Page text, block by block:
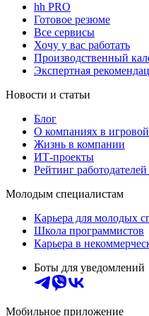
hh PRO
Готовое резюме
Все сервисы
Хочу у вас работать
Производственный
Экспертная
Новости и статьи
Блог
О компаниях в
Жизнь в компании
ИТ-проекты
Рейтинг
Молодым специалистам
Карьера для молодых
Школа программистов
Карьера в
Боты для уведомлений
Мобильное приложение